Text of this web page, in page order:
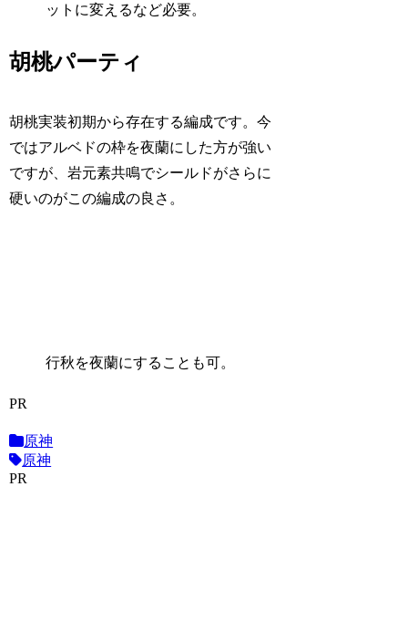
ットに変えるなど必要。
胡桃パーティ
胡桃実装初期から存在する編成です。今
ではアルベドの枠を夜蘭にした方が強い
ですが、岩元素共鳴でシールドがさらに
硬いのがこの編成の良さ。
行秋を夜蘭にすることも可。
PR
原神
原神
PR